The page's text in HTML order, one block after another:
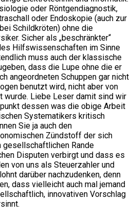
oder Röntgendiagnostik,
oder Endoskopie (auch zur
Schildkröten) ohne die
Sicher als „beschränkter“
Hilfswissenschaften im Sinne
muss auch der klassische
dass die Lupe ohne die er
angeordneten Schuppen gar nicht
benutzt wird, nicht aber von
wurde. Liebe Leser damit sind wir
dessen was die obige Arbeit
Systematikers kritisch
Sie ja auch den
Zündstoff der sich
Rande
Disputen verbirgt und dass es
von uns als Steuerzahler und
darüber nachzudenken, denn
dass vielleicht auch mal jemand
innovativen Vorschlag